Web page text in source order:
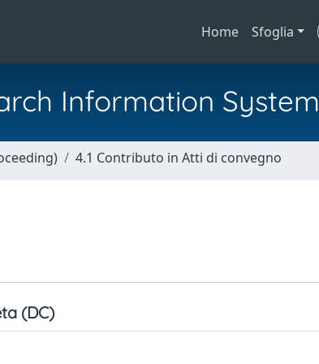
Home Sfoglia
Information System
4.1 Contributo in Atti di convegno
(DC)